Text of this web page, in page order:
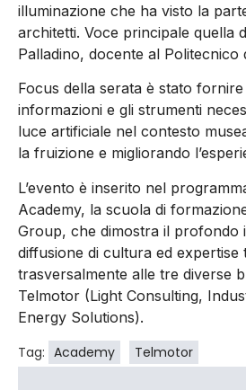
illuminazione che ha visto la
architetti. Voce principale quella
Palladino, docente al Politecnico
Focus della serata è stato
informazioni e gli strumenti
luce artificiale nel contesto
la fruizione e migliorando
L’evento è inserito nel
Academy, la scuola di
Group, che dimostra il profondo
diffusione di cultura ed expertise
trasversalmente alle tre diverse
Telmotor (Light Consulting,
Energy Solutions).
Tag: Academy Telmotor